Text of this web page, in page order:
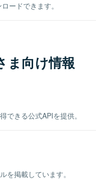
ードできます。
ま向け情報
できる公式APIを提供。
を掲載しています。